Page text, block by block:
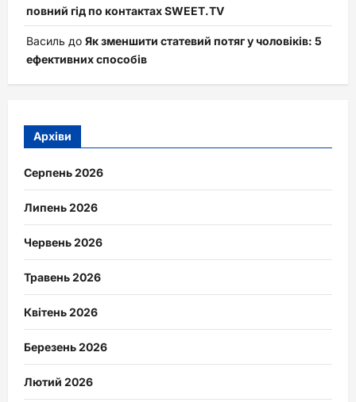
повний гід по контактах SWEET.TV
Василь до Як зменшити статевий потяг у чоловіків: 5
ефективних способів
Архіви
Серпень 2026
Липень 2026
Червень 2026
Травень 2026
Квітень 2026
Березень 2026
Лютий 2026